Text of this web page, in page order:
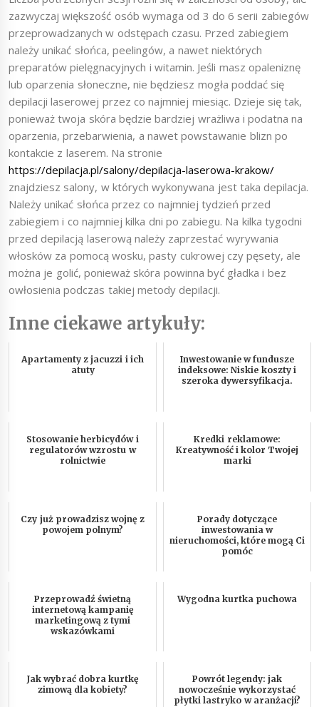
zazwyczaj większość osób wymaga od 3 do 6 serii zabiegów
przeprowadzanych w odstępach czasu. Przed zabiegiem
należy unikać słońca, peelingów, a nawet niektórych
preparatów pielęgnacyjnych i witamin. Jeśli masz opaleniznę
lub oparzenia słoneczne, nie będziesz mogła poddać się
depilacji laserowej przez co najmniej miesiąc. Dzieje się tak,
ponieważ twoja skóra będzie bardziej wrażliwa i podatna na
oparzenia, przebarwienia, a nawet powstawanie blizn po
kontakcie z laserem. Na stronie
https://depilacja.pl/salony/depilacja-laserowa-krakow/
znajdziesz salony, w których wykonywana jest taka depilacja.
Należy unikać słońca przez co najmniej tydzień przed
zabiegiem i co najmniej kilka dni po zabiegu. Na kilka tygodni
przed depilacją laserową należy zaprzestać wyrywania
włosków za pomocą wosku, pasty cukrowej czy pęsety, ale
można je golić, ponieważ skóra powinna być gładka i bez
owłosienia podczas takiej metody depilacji.
Inne ciekawe artykuły:
Apartamenty z jacuzzi i ich
atuty
Inwestowanie w fundusze
indeksowe: Niskie koszty i
szeroka dywersyfikacja.
Stosowanie herbicydów i
regulatorów wzrostu w
rolnictwie
Kredki reklamowe:
Kreatywność i kolor Twojej
marki
Czy już prowadzisz wojnę z
powojem polnym?
Porady dotyczące
inwestowania w
nieruchomości, które mogą Ci
pomóc
Przeprowadź świetną
internetową kampanię
marketingową z tymi
wskazówkami
Wygodna kurtka puchowa
Jak wybrać dobra kurtkę
zimową dla kobiety?
Powrót legendy: jak
nowocześnie wykorzystać
płytki lastryko w aranżacji?